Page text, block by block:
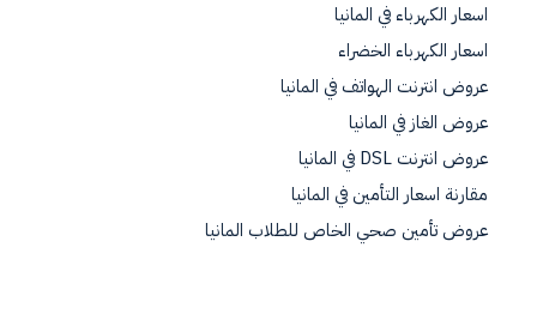
اسعار الكهرباء في المانيا
اسعار الكهرباء الخضراء
عروض انترنت الهواتف في المانيا
عروض الغاز في المانيا
عروض انترنت DSL في المانيا
مقارنة اسعار التأمين في المانيا
عروض تأمين صحي الخاص للطلاب المانيا